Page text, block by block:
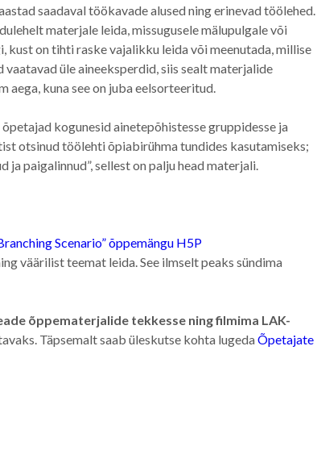
saadaval töökavade alused ning erinevad töölehed.
materjale leida, missugusele mälupulgale või
kust on tihti raske vajalikku leida või meenutada, millise
üle aineeksperdid, siis sealt materjalide
aega, kuna see on juba eelsorteeritud.
kogunesid ainetepõhistesse gruppidesse ja
otsinud töölehti õpiabirühma tundides kasutamiseks;
ja paigalinnud”, sellest on palju head materjali.
Scenario” õppemängu H5P
väärilist teemat leida. See ilmselt peaks sündima
õppematerjalide tekkesse ning filmima LAK-
Täpsemalt saab üleskutse kohta lugedaÕpetajate